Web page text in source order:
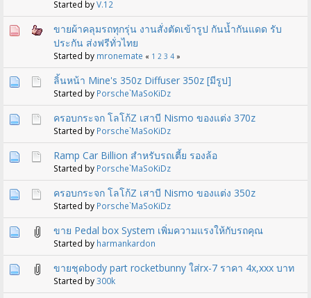
Started byV.12
ขายผ้าคลุมรถทุกรุ่น งานสั่งตัดเข้ารูป กันน้ำกันแดด รับ
ประกัน ส่งฟรีทั่วไทย
Started by mronemate « 1 2 3 4 »
ลิ้นหน้า Mine's 350z Diffuser 350z [มีรูป]
Started by Porsche`MaSoKiDz
ครอบกระจก โลโก้Z เสาบี Nismo ของแต่ง 370z
Started by Porsche`MaSoKiDz
Ramp Car Billion สำหรับรถเตี้ย รองล้อ
Started by Porsche`MaSoKiDz
ครอบกระจก โลโก้Z เสาบี Nismo ของแต่ง 350z
Started by Porsche`MaSoKiDz
ขาย Pedal box System เพิ่มความแรงให้กับรถคุณ
Started by harmankardon
ขายชุดbody part rocketbunny ใส่rx-7 ราคา 4x,xxx บาท
Started by300k